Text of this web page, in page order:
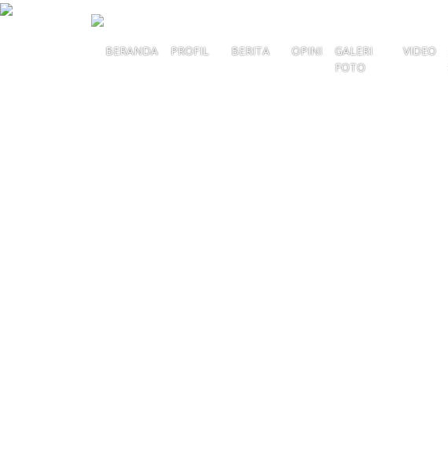
BERANDA PROFIL BERITA OPINI
GALERI
FOTO
VIDEO